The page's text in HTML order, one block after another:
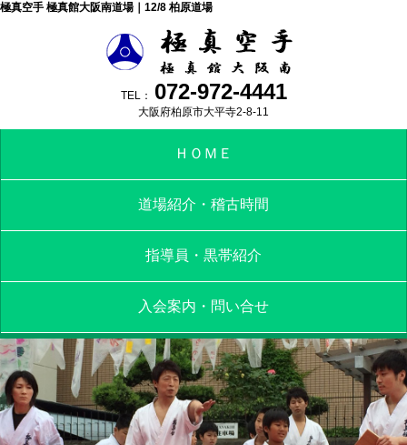
極真空手 極真館大阪南道場｜12/8 柏原道場
TEL： 072-972-4441
大阪府柏原市大平寺2-8-11
ＨＯＭＥ
道場紹介・稽古時間
指導員・黒帯紹介
入会案内・問い合せ